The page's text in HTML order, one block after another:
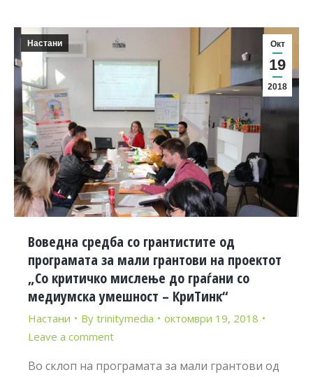
Окт
19
2018
Настани
Воведна средба со грантистите од
програмата за мали грантови на проектот
„Со критичко мислење до граѓани со
медиумска умешност – КриТинк“
Настани By trinitymedia
октомври 19, 2018
Leave a comment
Во склоп на програмата за мали грантови од